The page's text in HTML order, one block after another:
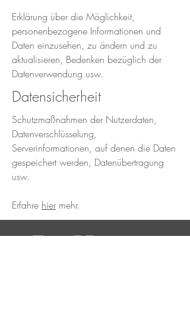
Erklärung über die Möglichkeit,
personenbezogene Informationen und
Daten einzusehen, zu ändern und zu
aktualisieren, Bedenken bezüglich der
Datenverwendung usw.
Datensicherheit
Schutzmaßnahmen der Nutzerdaten,
Datenverschlüsselung,
Serverinformationen, auf denen die Daten
gespeichert werden, Datenübertragung
usw.
Erfahre hiermehr.